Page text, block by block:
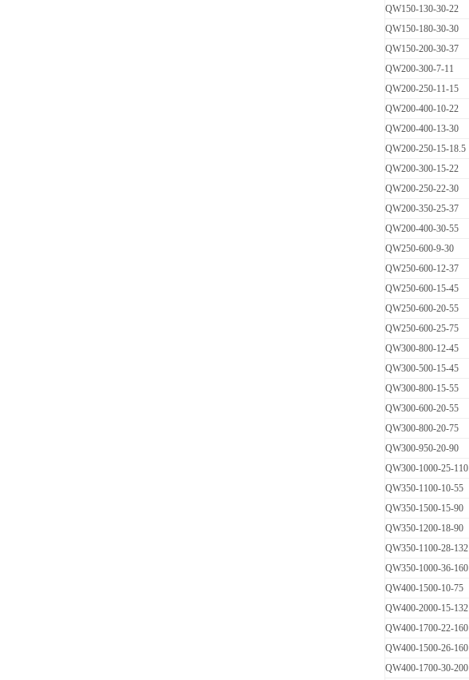
QW150-130-30-22
QW150-180-30-30
QW150-200-30-37
QW200-300-7-11
QW200-250-11-15
QW200-400-10-22
QW200-400-13-30
QW200-250-15-18.5
QW200-300-15-22
QW200-250-22-30
QW200-350-25-37
QW200-400-30-55
QW250-600-9-30
QW250-600-12-37
QW250-600-15-45
QW250-600-20-55
QW250-600-25-75
QW300-800-12-45
QW300-500-15-45
QW300-800-15-55
QW300-600-20-55
QW300-800-20-75
QW300-950-20-90
QW300-1000-25-110
QW350-1100-10-55
QW350-1500-15-90
QW350-1200-18-90
QW350-1100-28-132
QW350-1000-36-160
QW400-1500-10-75
QW400-2000-15-132
QW400-1700-22-160
QW400-1500-26-160
QW400-1700-30-200